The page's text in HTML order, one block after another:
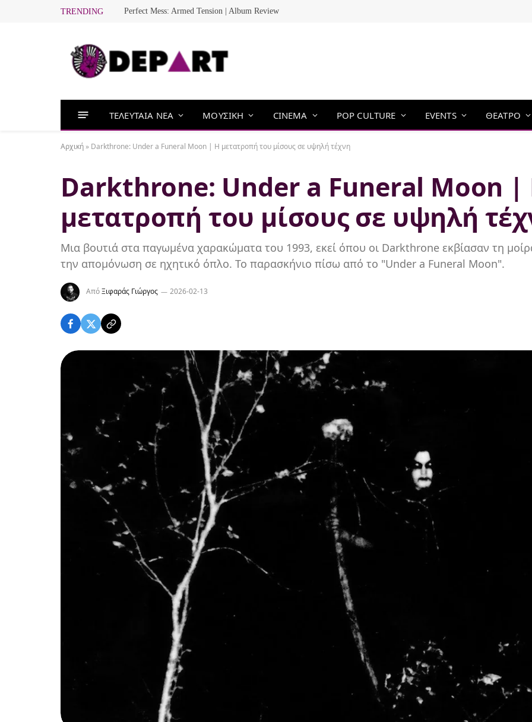
TRENDING Perfect Mess: Armed Tension | Album Review
ΤΕΛΕΥΤΑΙΑ ΝΕΑ ΜΟΥΣΙΚΗ CINEMA POP CULTURE EVENTS ΘΕΑΤΡΟ
Αρχική » Darkthrone: Under a Funeral Moon | Η μετατροπή του μίσους σε υψηλή τέχνη
Darkthrone: Under a Funeral Moon |
μετατροπή του μίσους σε υψηλή
Μια βουτιά στα παγωμένα χαρακώματα του 1993, εκεί όπου οι Darkthrone εκβίασαν τη
την απομόνωση σε ηχητικό όπλο. Το παρασκήνιο πίσω από το "Under a Funeral Moon".
ΑπόΞιφαράς Γιώργος 2026-02-13